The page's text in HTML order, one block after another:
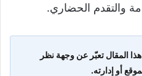
والتقدم الحضاري.
هذا المقال تعبّر عن وجهة نظر
أو إدارته.